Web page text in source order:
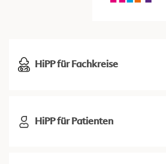
HiPP für Fachkreise
HiPP für Patienten